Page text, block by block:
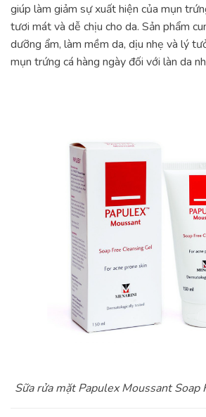
giúp làm giảm sự xuất hiện của mụn
tươi mát và dễ chịu cho da. Sản phẩm
dưỡng ẩm, làm mềm da, dịu nhẹ và lý
mụn trứng cá hàng ngày đối với làn da
Sữa rửa mặt Papulex Moussant Soap